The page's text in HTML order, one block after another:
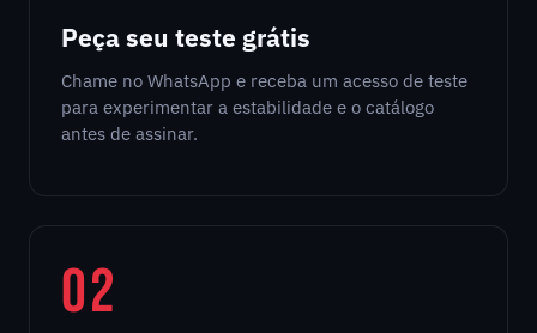
Peça seu teste grátis
Chame no WhatsApp e receba um acesso de teste
para experimentar a estabilidade e o catálogo
antes de assinar.
02